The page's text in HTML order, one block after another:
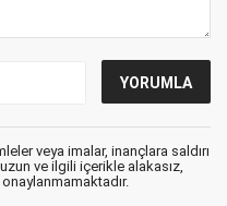
veya imalar, inançlara saldırı
ve ilgili içerikle alakasız,